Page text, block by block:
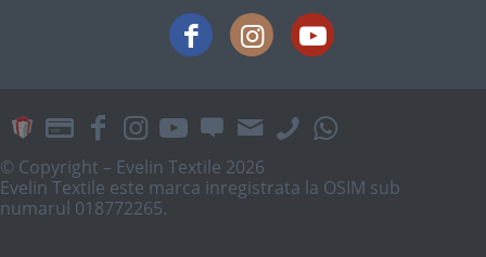
© Copyright – Evelin Textile 2026
Evelin Textile este marca inregistrata la OSIM sub
numarul 018772265.